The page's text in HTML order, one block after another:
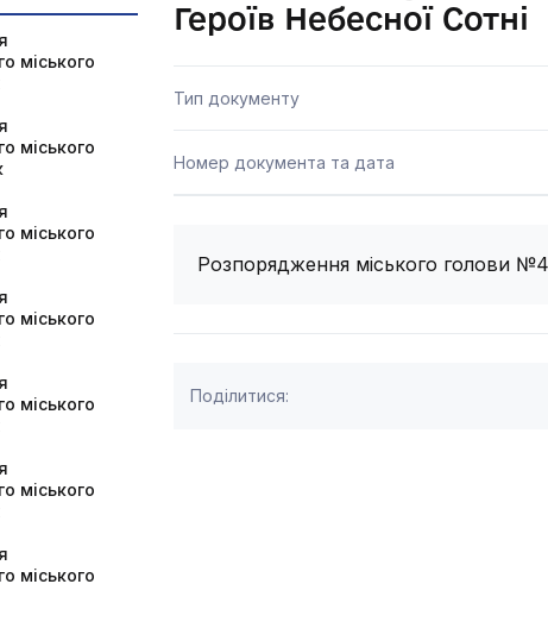
міського
міського
міського
міського
міського
міського
міського
Героїв Небесної Сотні
Тип документу
Номер документа та дата
Розпорядження міського голови
Поділитися: